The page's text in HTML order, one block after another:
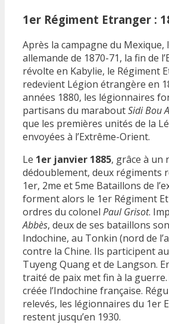
1er Régiment Etranger :
Après la campagne du
allemande de 1870-71, la fin de
révolte en Kabylie, le Régiment
redevient Légion étrangère en
années 1880, les légionnaires
partisans du maraboutSidi Bou
que les premières unités de la
envoyées à l’Extrême-Orient.
Le 1er janvier 1885, grâce à un
dédoublement, deux régiments
1er, 2me et 5me Bataillons de
forment alors le 1er Régiment
ordres du colonel Paul Grisot.
Abbès, deux de ses bataillons
Indochine, au Tonkin (nord de
contre la Chine. Ils participent
Tuyeng Quang et de Langson.
traité de paix met fin à la guerre.
créée l’Indochine française.
relevés, les légionnaires du 1er
restent jusqu’en 1930.